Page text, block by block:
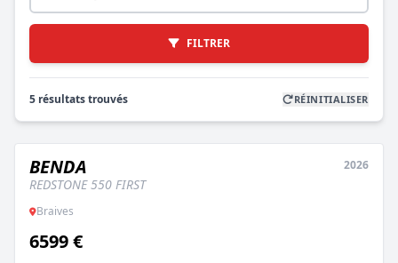
FILTRER
5 résultats trouvés RÉINITIALISER
NEUF
BENDA
REDSTONE 550 FIRST
2026
Braives
6599 €